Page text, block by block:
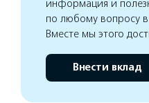
информация и
по любому вопросу
Вместе мы этого
Внести вклад